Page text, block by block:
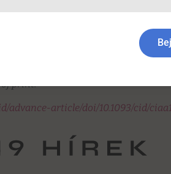
számos olyan mozzanatra
megfékezésére, és a
2 transmission dynamics should
of print.
advance-article/doi/10.1093/cid/